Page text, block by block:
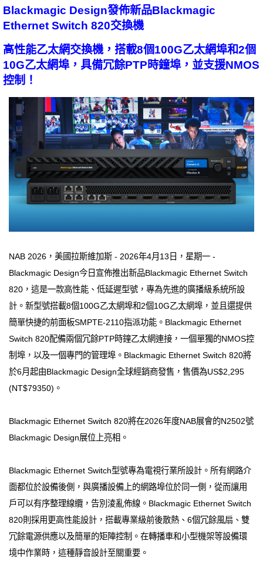
Blackmagic Design發佈新品Blackmagic
Ethernet Switch 820交換機
高性能乙太網交換機，搭載8個100G乙太網埠和2個
10G乙太網埠，具備冗餘PTP時鐘埠，並支援NMOS
控制！
NAB 2026，美國拉斯維加斯 - 2026年4月13日，星期一 -
Blackmagic Design今日宣佈推出新品Blackmagic Ethernet Switch
820，這是一款高性能、低延遲型號，專為先進的廣播級系統所設
計。新型號搭載8個100G乙太網埠和2個10G乙太網埠，並且還提供
簡單快捷的前面板SMPTE-2110指派功能。Blackmagic Ethernet
Switch 820配備兩個冗餘PTP時鐘乙太網連接，一個單獨的NMOS控
制埠，以及一個專門的管理埠。Blackmagic Ethernet Switch 820將
於6月起由Blackmagic Design全球經銷商發售，售價為US$2,295
(NT$79350)。
Blackmagic Ethernet Switch 820將在2026年度NAB展會的N2502號
Blackmagic Design展位上亮相。
Blackmagic Ethernet Switch型號專為電視行業所設計。所有網路介
面都位於設備後側，與廣播設備上的網路埠位於同一側，從而讓用
戶可以有序整理線纜，告別淩亂佈線。Blackmagic Ethernet Switch
820則採用更高性能設計，搭載專業級前後散熱、6個冗餘風扇、雙
冗餘電源供應以及簡單的矩陣控制。在轉播車和小型機架等設備環
境中作業時，這種靜音設計至關重要。